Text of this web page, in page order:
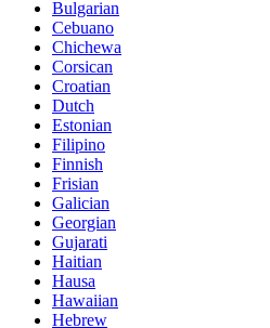
Bulgarian
Cebuano
Chichewa
Corsican
Croatian
Dutch
Estonian
Filipino
Finnish
Frisian
Galician
Georgian
Gujarati
Haitian
Hausa
Hawaiian
Hebrew